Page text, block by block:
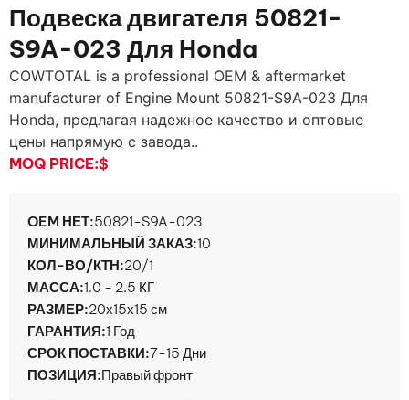
Подвеска двигателя 50821-
S9A-023 Для Honda
COWTOTAL is a professional OEM & aftermarket
manufacturer of Engine Mount 50821-S9A-023 Для
Honda, предлагая надежное качество и оптовые
цены напрямую с завода..
MOQ PRICE:$
OEM НЕТ:50821-S9A-023
МИНИМАЛЬНЫЙ ЗАКАЗ:10
КОЛ-ВО/КТН:20/1
МАССА:1.0 - 2.5 КГ
РАЗМЕР:20х15х15 см
ГАРАНТИЯ:1 Год
СРОК ПОСТАВКИ:7-15 Дни
ПОЗИЦИЯ:Правый фронт